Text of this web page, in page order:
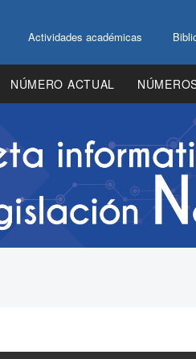
Actividades académicas
NÚMERO ACTUAL